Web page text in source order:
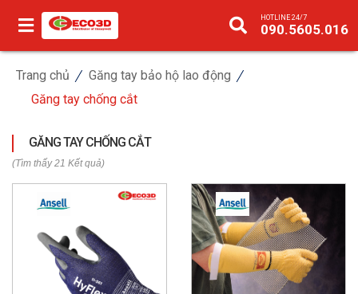
HOTLINE 24/7
090.5605.016
Trang chủ
Găng tay bảo hộ lao động
Găng tay chống cắt
GĂNG TAY CHỐNG CẮT
(Tìm thấy 21 Kết quả)